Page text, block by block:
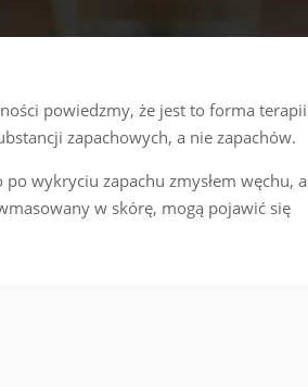
powiedzmy, że jest to forma
zapachowych, a nie zapachów.
wykryciu zapachu zmysłem węchu,
w skórę, mogą pojawić się